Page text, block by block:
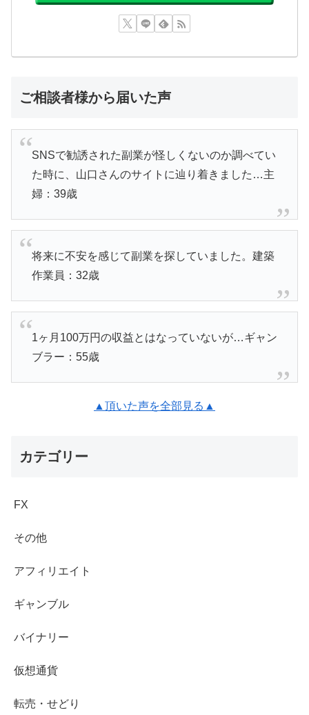
ご相談者様から届いた声
SNSで勧誘された副業が怪しくないのか調べてい
た時に、山口さんのサイトに辿り着きました…主
婦：39歳
将来に不安を感じて副業を探していました。建築
作業員：32歳
1ヶ月100万円の収益とはなっていないが…ギャン
ブラー：55歳
▲頂いた声を全部見る▲
カテゴリー
FX
その他
アフィリエイト
ギャンブル
バイナリー
仮想通貨
転売・せどり